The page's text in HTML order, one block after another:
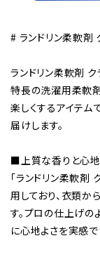
# ランドリン柔軟
ランドリン柔軟剤
特長の洗濯用柔軟
楽しくするアイテム
届けします。
■上質な香りと心地
「ランドリン柔軟剤
用しており、衣類
す。プロの仕上げ
に心地よさを実感で